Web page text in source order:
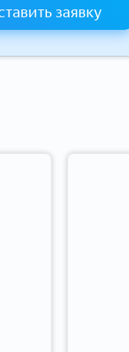
заявку